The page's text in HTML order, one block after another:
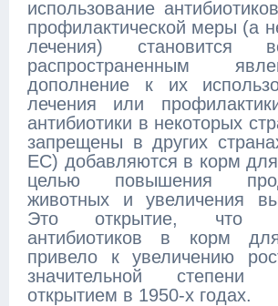
использование
профилактической меры (а
лечения) становится
распространенным
дополнение к их
лечения или
антибиотики в некоторых
запрещены в других
ЕС) добавляются в корм
целью повышения
животных и увеличения
Это открытие, что
антибиотиков в корм
привело к увеличению
значительной степени
открытием в 1950-х годах.